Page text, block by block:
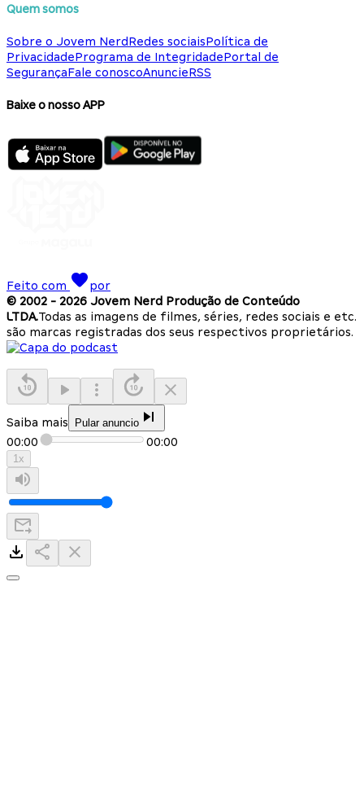
Quem somos
Sobre o Jovem NerdRedes sociaisPolítica de
PrivacidadePrograma de IntegridadePortal de
SegurançaFale conoscoAnuncieRSS
Baixe o nosso APP
Feito com
por
© 2002 - 2026 Jovem Nerd Produção de Conteúdo
LTDA.Todas as imagens de filmes, séries, redes sociais e etc.
são marcas registradas dos seus respectivos proprietários.
Saiba mais Pular anuncio
00:00 00:00
1x